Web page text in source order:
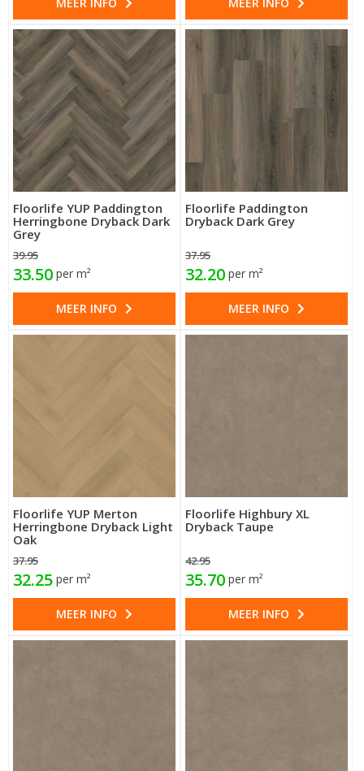
Floorlife YUP Paddington
Herringbone Dryback Dark
Grey
39.95
33.50 per m²
MEER INFO
Floorlife Paddington
Dryback Dark Grey
37.95
32.20 per m²
MEER INFO
Floorlife YUP Merton
Herringbone Dryback Light
Oak
37.95
32.25 per m²
MEER INFO
Floorlife Highbury XL
Dryback Taupe
42.95
35.70 per m²
MEER INFO